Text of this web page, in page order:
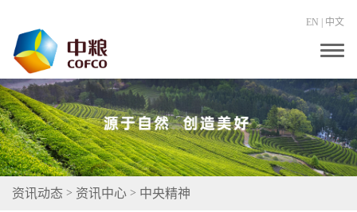
EN 中文
T
g
g
e
n
a
v
i
资讯动态 > 资讯中心 > 中央精神